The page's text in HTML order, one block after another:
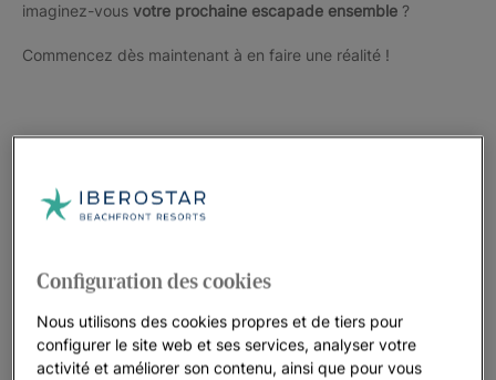
imaginez-vous votre prochaine escapade ensemble ?
Commencez dès maintenant à en faire une réalité !
vous vivre ?
Il existe de nombreux types d'escapades pour les couples.
goûts, de vos hobbies et de vos désirs. Nous avons bien
conscience de cela chez Iberostar. C'est pourquoi, nous
avons prévudifférents types d'escapade en coupleafin que
vous trouviez celle qui est faite pour vous.
Configuration des cookies
Nous utilisons des cookies propres et de tiers pour
configurer le site web et ses services, analyser votre
activité et améliorer son contenu, ainsi que pour vous